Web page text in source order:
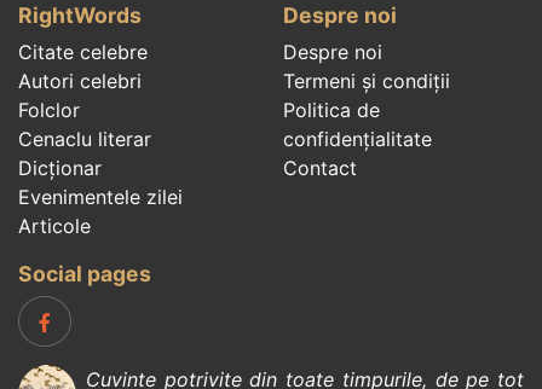
RightWords
Citate celebre
Autori celebri
Folclor
Cenaclu literar
Dicționar
Evenimentele zilei
Articole
Despre noi
Despre noi
Termeni și condiții
Politica de
confidenţialitate
Contact
Social pages
Cuvinte potrivite din toate timpurile, de pe tot